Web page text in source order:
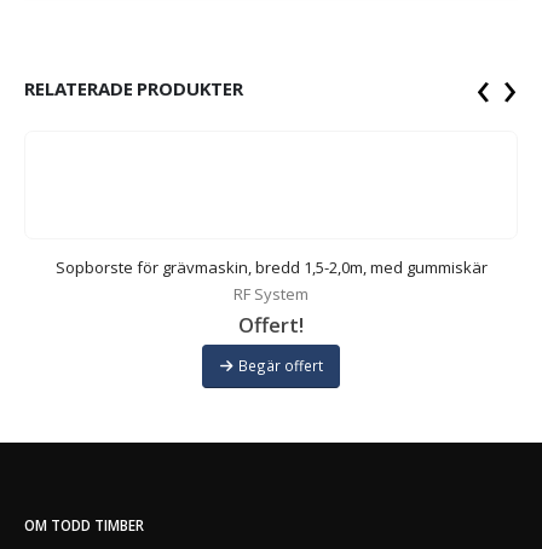
RELATERADE PRODUKTER
Sopborste för grävmaskin, bredd 1,5-2,0m, med gummiskär
RF System
Offert!
Begär offert
‹ ›
OM TODD TIMBER